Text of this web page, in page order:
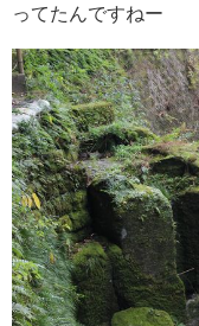
ってたんですねー